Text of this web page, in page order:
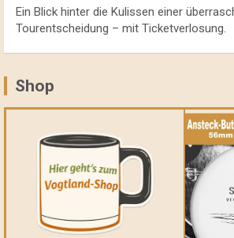
Ein Blick hinter die Kulissen einer
Tourentscheidung – mit Ticketverlosung.
Shop